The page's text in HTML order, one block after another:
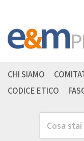
Cerca
CHI SIAMO
CODICE ETICO